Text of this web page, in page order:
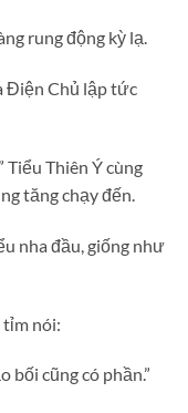
rung động kỳ lạ.
Điện Chủ lập tức
Tiểu Thiên Ý cùng
tăng chạy đến.
nha đầu, giống như
tỉm nói:
cũng có phần.”